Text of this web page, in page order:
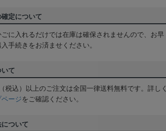
確定について
ごに入れるだけでは在庫は確保されませんので、お早
手続きをお済ませください。
て
税込）以上のご注文は全国一律送料無料です。詳しく
ージをご確認ください。
ついて